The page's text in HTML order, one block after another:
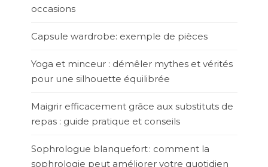
occasions
Capsule wardrobe: exemple de pièces
Yoga et minceur : démêler mythes et vérités
pour une silhouette équilibrée
Maigrir efficacement grâce aux substituts de
repas : guide pratique et conseils
Sophrologue blanquefort : comment la
sophrologie peut améliorer votre quotidien